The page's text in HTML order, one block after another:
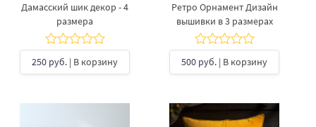
Дамасский шик декор - 4
размера
250 руб. | В корзину
Ретро Орнамент Дизайн
вышивки в 3 размерах
500 руб. | В корзину